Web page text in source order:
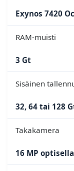
Exynos 7420
RAM-muisti
3 Gt
Sisäinen
32, 64 tai 128
Takakamera
16 MP